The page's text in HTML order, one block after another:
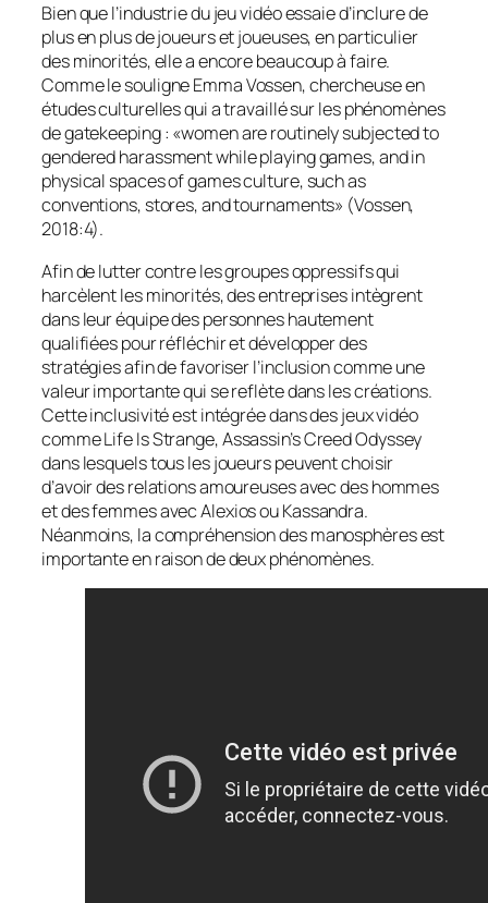
Bien que l’industrie du jeu vidéo essaie d’inclure de
plus en plus de joueurs et joueuses, en particulier
des minorités, elle a encore beaucoup à faire.
Comme le souligne Emma Vossen, chercheuse en
études culturelles qui a travaillé sur les phénomènes
degatekeeping: «women are routinely subjected to
gendered harassment while playing games, and in
physical spaces of games culture, such as
conventions, stores, and tournaments» (Vossen,
2018:4).
Afin de lutter contre les groupes oppressifs qui
harcèlent les minorités, des entreprises intègrent
dans leur équipe des personnes hautement
qualifiées pour réfléchir et développer des
stratégies afin de favoriser l’inclusion comme une
valeur importante qui se reflète dans les créations.
Cette inclusivité est intégrée dans des jeux vidéo
commeLife Is Strange,Assassin’s Creed Odyssey
dans lesquels tous les joueurs peuvent choisir
d’avoir des relations amoureuses avec des hommes
et des femmes avec Alexios ou Kassandra.
Néanmoins, la compréhension des manosphères est
importante en raison de deux phénomènes.